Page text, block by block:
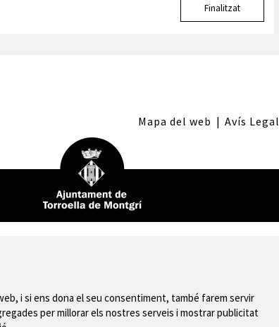
Finalitzat
Mapa del web | Avís Legal
i si ens dona el seu consentiment, també farem servir
per millorar els nostres serveis i mostrar publicitat